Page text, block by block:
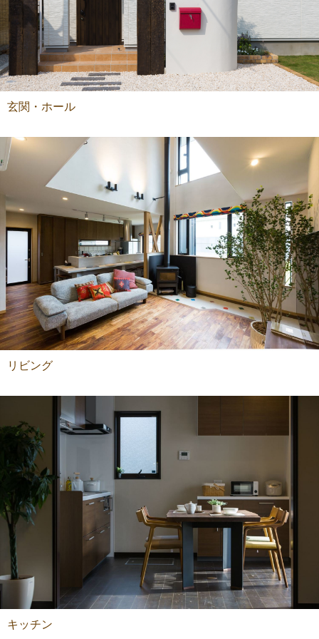
玄関・ホール
リビング
キッチン